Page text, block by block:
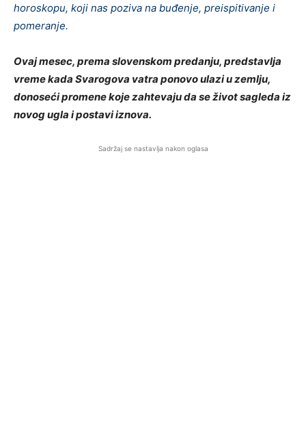
horoskopu, koji nas poziva na buđenje, preispitivanje i
pomeranje.
Ovaj mesec, prema slovenskom predanju, predstavlja
vreme kada Svarogova vatra ponovo ulazi u zemlju,
donoseći promene koje zahtevaju da se život sagleda iz
novog ugla i postavi iznova.
Sadržaj se nastavlja nakon oglasa